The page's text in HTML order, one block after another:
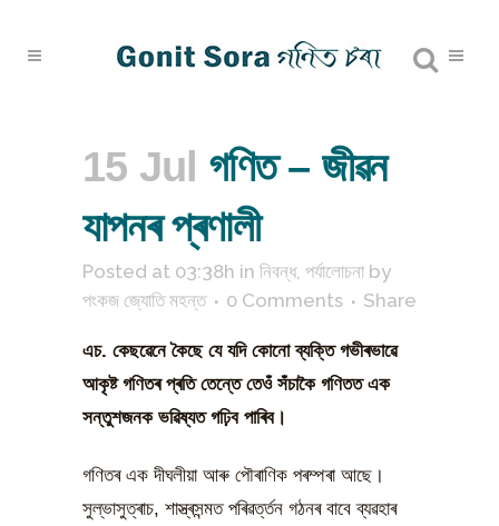
15 Jul গণিত – জীৱন
যাপনৰ প্ৰণালী
Posted at 03:38h in নিবন্ধ, পৰ্যালোচনা by
পংকজ জ্যোতি মহন্ত
0 Comments Share
এচ. কেছৱেনে কৈছে যে যদি কোনো ব্যক্তি গভীৰভাৱে
আকৃষ্ট গণিতৰ প্ৰতি তেন্তে তেওঁ সঁচাকৈ গণিতত এক
সন্তুশজনক ভৱিষ্যত গঢ়িব পাৰিব।
গণিতৰ এক দীঘলীয়া আৰু পৌৰাণিক পৰম্পৰা আছে।
সুল্ভাসুত্ৰাচ, শাস্ত্ৰসন্মত পৰিৱৰ্ত্তন গঠনৰ বাবে ব্যৱহাৰ